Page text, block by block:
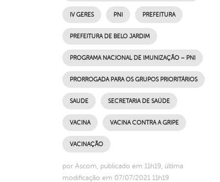
IV GERES PNI PREFEITURA
PREFEITURA DE BELO JARDIM
PROGRAMA NACIONAL DE IMUNIZAÇÃO – PNI
PRORROGADA PARA OS GRUPOS PRIORITÁRIOS
SAUDE SECRETARIA DE SAÚDE
VACINA VACINA CONTRA A GRIPE
VACINAÇÃO
por Ascom, publicado em 11h19, última
modificação em 07/07/2021 11h19